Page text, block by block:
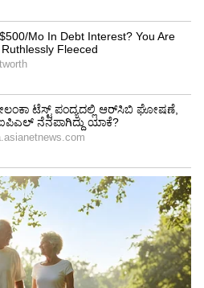
ಉದಯದಿಂದ ಲಾಭವಾಗುತ್ತದೆ.
ಕೆಲಸದಲ್ಲಿ ಲಾಭವಾಗುತ್ತದೆ.
ಮತ್ತು ಬಾಕಿ ಇರುವ
ನಿಮ್ಮ ವೃತ್ತಿಜೀವನದಲ್ಲಿ ನೀವು